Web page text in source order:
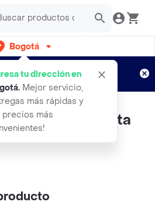
Bogotá
tu dirección en
. Mejor servicio,
más rápidas y
precios más
por semanas
Aplican TyC
De Fruta